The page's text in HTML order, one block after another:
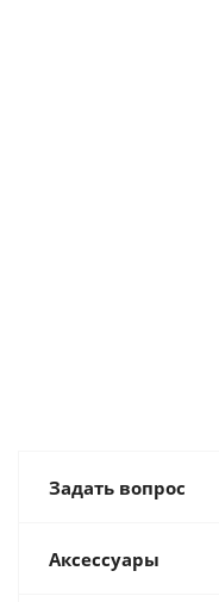
Задать вопрос
Аксессуары